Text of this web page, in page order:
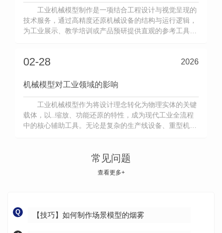
工业机械模型制作是一项结合工程设计与视觉呈现的
技术服务，通过高精度还原机械设备的结构与运行逻辑，
为工业展示、教学培训或产品预研提供直观的参考工具。
一、技术原理与核心流程：工业机械模型制作以机械工程
02-28 2026
机械模型对工业领域的影响
工业机械模型作为将设计理念转化为物理实体的关键
载体，以..缩放、功能还原的特性，成为现代工业全流程
中的核心辅助工具。无论是复杂的生产线设备、重型机械
视化展示” 的表层意义。设计验证是机械模型..核心的作
常见问题
查看更多+
Q 【技巧】如何制作场景模型的烟雾